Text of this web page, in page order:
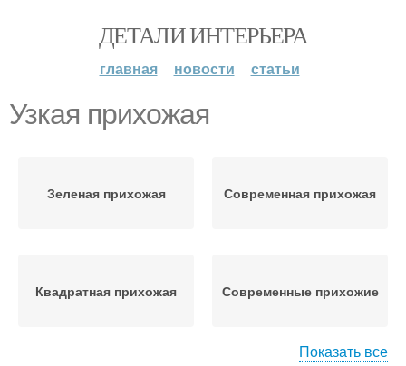
ДЕТАЛИ ИНТЕРЬЕРА
главная новости статьи
Узкая прихожая
Зеленая прихожая Современная прихожая
Квадратная прихожая Современные прихожие
Показать все